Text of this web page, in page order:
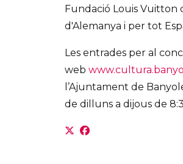
Fundació Louis Vuitton
d'Alemanya i per tot
Les entrades per al
web
l’Ajuntament de
de dilluns a dijous de